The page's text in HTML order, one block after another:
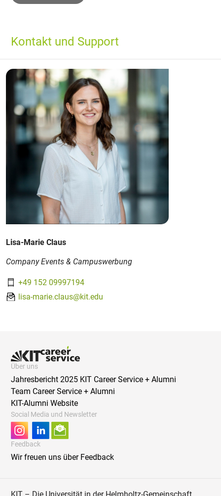
Kontakt und Support
Lisa-Marie Claus
Company Events & Campuswerbung
+49 152 09997194
lisa-marie.claus@kit.edu
Über uns
Jahresbericht 2025 KIT Career Service + Alumni
Team Career Service + Alumni
KIT-Alumni Website
Social Media und Newsletter
Feedback
Wir freuen uns über Feedback